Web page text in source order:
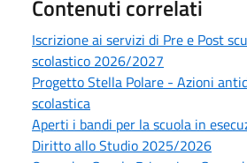
Contenuti correlati
Iscrizione ai servizi di Pre e Post
scolastico 2026/2027
Progetto Stella Polare - Azioni
scolastica
Aperti i bandi per la scuola in
Diritto allo Studio 2025/2026